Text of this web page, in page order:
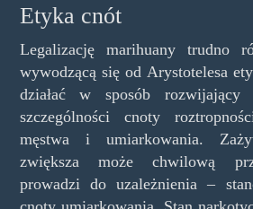
Etyka cnót
Legalizację marihuany trudno
wywodzącą się od Arystotelesa
działać w sposób
szczególności cnoty
męstwa i umiarkowania.
zwiększa może chwilową
prowadzi do uzależnienia –